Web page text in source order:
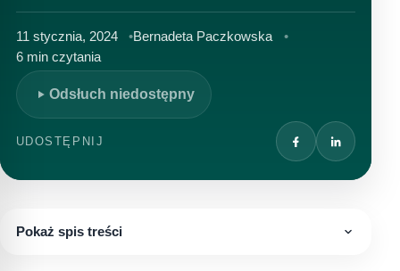
11 stycznia, 2024
Bernadeta Paczkowska
6 min czytania
Odsłuch niedostępny
UDOSTĘPNIJ
Pokaż spis treści